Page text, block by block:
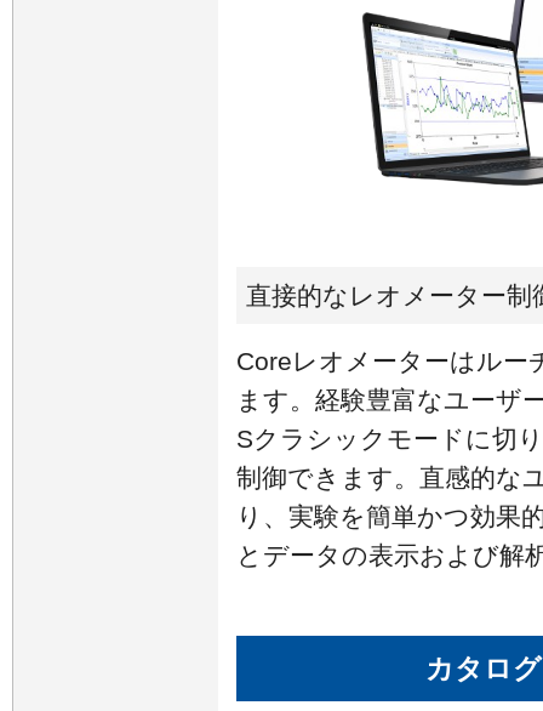
直接的なレオメーター制
Coreレオメーターはルー
ます。経験豊富なユーザ
Sクラシックモードに切
制御できます。直感的な
り、実験を簡単かつ効果
とデータの表示および解
カタロ